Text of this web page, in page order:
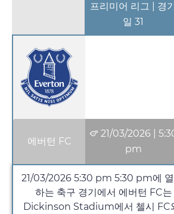
프리미어 리그 | 경기
일 31
에버턴 FC
21/03/2026
pm
21/03/2026 5:30 pm 5:30 pm에
하는 축구 경기에서 에버턴 FC는
Dickinson Stadium에서 첼시 FC